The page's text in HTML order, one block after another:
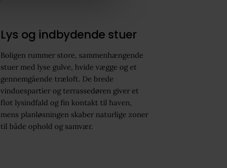
Lys og indbydende stuer
Boligen rummer store, sammenhængende
stuer med lyse gulve, hvide vægge og et
gennemgående træloft. De brede
vinduespartier og terrassedøren giver et
flot lysindfald og fin kontakt til haven,
mens planløsningen skaber naturlige zoner
til både ophold og samvær.